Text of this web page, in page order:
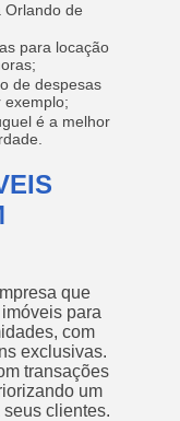
Orlando de
para locação
de despesas
exemplo;
é a melhor
que
para
com
exclusivas.
transações
um
clientes.